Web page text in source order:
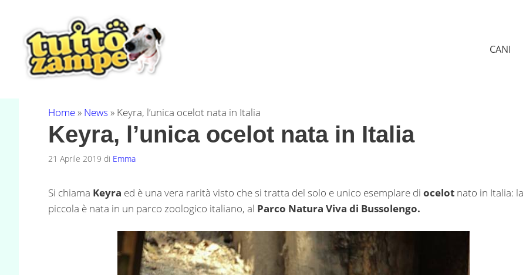
contenuto
CANI
Home» News » Keyra, l’unica ocelot nata in Italia
Keyra, l’unica ocelot nata in Italia
21 Aprile 2019 di Emma
Si chiama Keyra ed è una vera rarità visto che si tratta del solo e unico esemplare di ocelot nato in Italia: la
piccola è nata in un parco zoologico italiano, al Parco Natura Viva di Bussolengo.